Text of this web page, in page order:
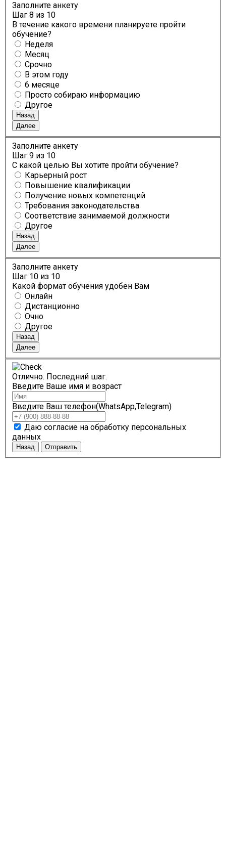
Заполните анкету
Шаг 8 из 10
В течение какого времени планируете пройти
обучение?
Неделя
Месяц
Срочно
В этом году
6 месяце
Просто собираю информацию
Другое
Назад
Далее
Заполните анкету
Шаг 9 из 10
С какой целью Вы хотите пройти обучение?
Карьерный рост
Повышение квалификации
Получение новых компетенций
Требования законодательства
Соответствие занимаемой должности
Другое
Назад
Далее
Заполните анкету
Шаг 10 из 10
Какой формат обучения удобен Вам
Онлайн
Дистанционно
Очно
Другое
Назад
Далее
Отлично. Последний шаг.
Введите Ваше имя и возраст
Введите Ваш телефон(WhatsApp,Telegram)
Даю согласие на обработку персональных
данных
Назад Отправить